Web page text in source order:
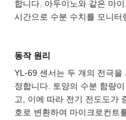
합니다. 아두이노와 같은 마
시간으로 수분 수치를 모니터
동작 원리
YL-69 센서는 두 개의 전극을
정합니다. 토양의 수분 함량
고, 이에 따라 전기 전도도가
호로 변환하여 마이크로컨트